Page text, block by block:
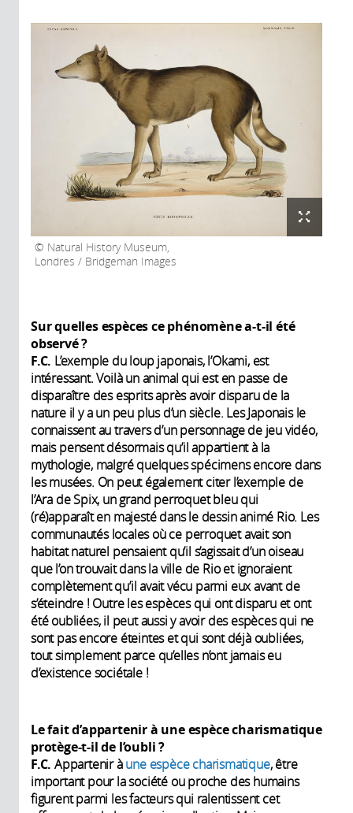
Natural History Museum,
Londres / Bridgeman Images
Sur quelles espèces ce phénomène a-t-il été
observé ?
F.C. L’exemple du loup japonais, l’Okami, est
intéressant. Voilà un animal qui est en passe de
disparaître des esprits après avoir disparu de la
nature il y a un peu plus d’un siècle. Les Japonais le
connaissent au travers d’un personnage de jeu vidéo,
mais pensent désormais qu’il appartient à la
mythologie, malgré quelques spécimens encore dans
les musées. On peut également citer l’exemple de
l’Ara de Spix, un grand perroquet bleu qui
(ré)apparaît en majesté dans le dessin animé Rio. Les
communautés locales où ce perroquet avait son
habitat naturel pensaient qu’il s’agissait d’un oiseau
que l’on trouvait dans la ville de Rio et ignoraient
complètement qu’il avait vécu parmi eux avant de
s’éteindre ! Outre les espèces qui ont disparu et ont
été oubliées, il peut aussi y avoir des espèces qui ne
sont pas encore éteintes et qui sont déjà oubliées,
tout simplement parce qu’elles n’ont jamais eu
d’existence sociétale !
Le fait d’appartenir à une espèce charismatique
protège-t-il de l’oubli ?
F.C. Appartenir àune espèce charismatique, être
important pour la société ou proche des humains
figurent parmi les facteurs qui ralentissent cet